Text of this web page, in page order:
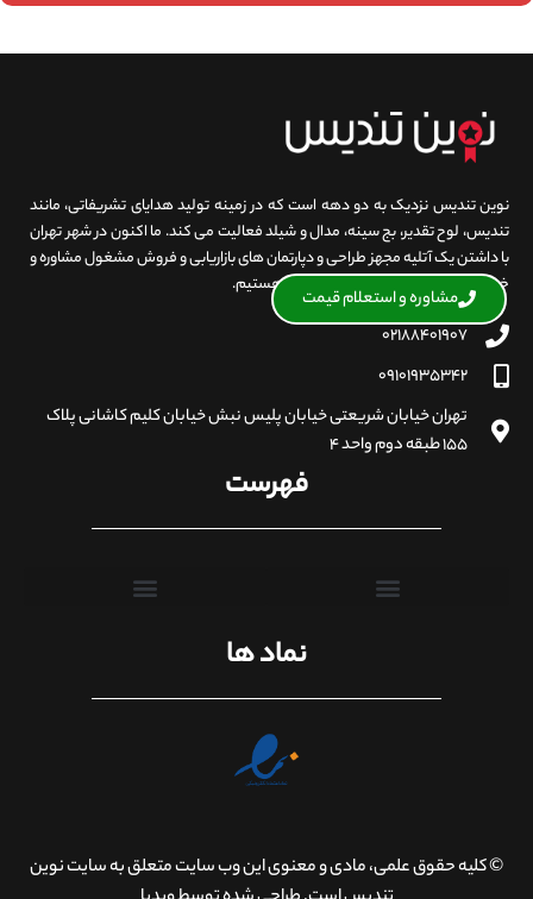
نوین تندیس نزدیک به دو دهه است که در زمینه تولید هدایای تشریفاتی، مانند
تندیس، لوح تقدیر، بج سینه، مدال و شیلد فعالیت می کند. ما اکنون در شهر تهران
با داشتن یک آتلیه مجهز طراحی و دپارتمان های بازاریابی و فروش مشغول مشاوره و
خدمت رسانی به شما هم وطنان گرامی هستیم.
۰۲۱۸۸۴۰۱۹۰۷
۰۹۱۰۱۹۳۵۳۴۲
تهران خیابان شریعتی خیابان پلیس نبش خیابان کلیم کاشانی پلاک
۱۵۵ طبقه دوم واحد ۴
فهرست
نماد ها
© کلیه حقوق علمی، مادی و معنوی این وب سایت متعلق به سایت نوین
مشاوره و استعلام قیمت